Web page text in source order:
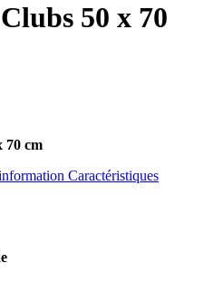
50 x 70
70 cm
Caractéristiques